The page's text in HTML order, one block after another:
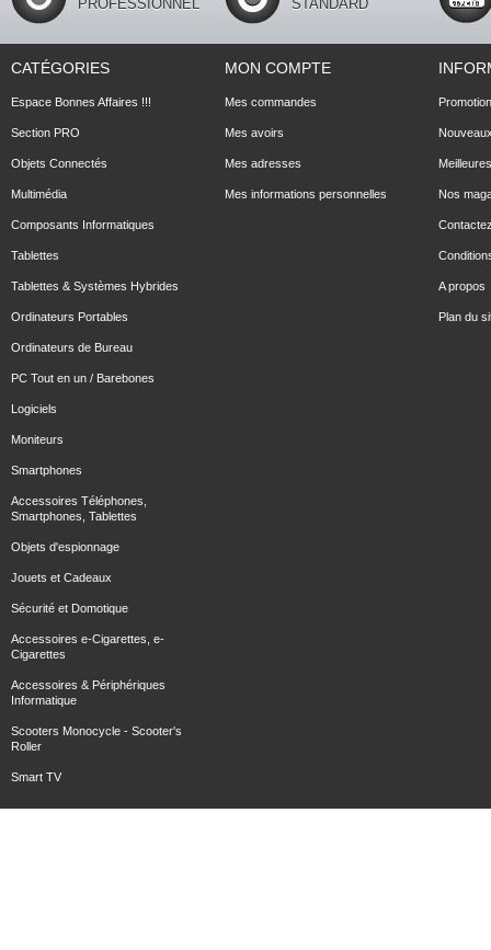
PROFESSIONNEL
STANDARD
CATÉGORIES
Espace Bonnes Affaires !!!
Section PRO
Objets Connectés
Multimédia
Composants Informatiques
Tablettes
Tablettes & Systèmes Hybrides
Ordinateurs Portables
Ordinateurs de Bureau
PC Tout en un / Barebones
Logiciels
Moniteurs
Smartphones
Accessoires Téléphones,
Smartphones, Tablettes
Objets d'espionnage
Jouets et Cadeaux
Sécurité et Domotique
Accessoires e-Cigarettes, e-
Cigarettes
Accessoires & Périphériques
Informatique
Scooters Monocycle - Scooter's
Roller
Smart TV
MON COMPTE
Mes commandes
Mes avoirs
Mes adresses
Mes informations personnelles Nos
A propos
Plan du